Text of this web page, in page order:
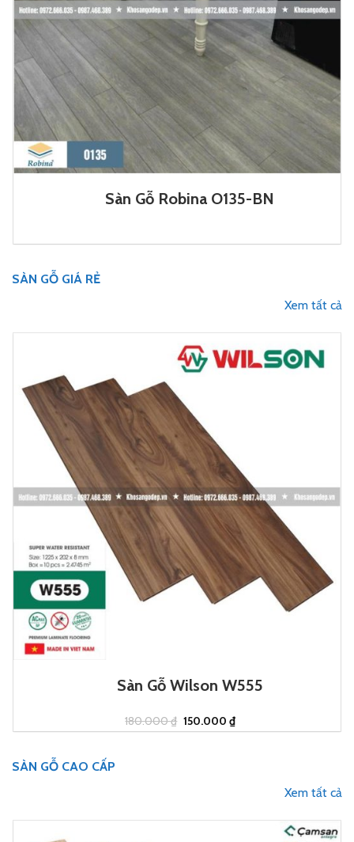
Sàn Gỗ Robina O135-BN
SÀN GỖ GIÁ RẺ
Xem tất cả
Sàn Gỗ Wilson W555
180.000₫ Giá
gốc
150.000 ₫Giá
hiện
SÀN GỖ CAO CẤP
Xem tất cả